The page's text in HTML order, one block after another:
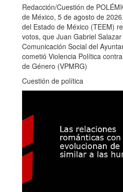
Redacción/Cuestión de
de México, 5 de agosto de
del Estado de México (TEEM)
votos, que Juan Gabriel
Comunicación Social del
cometió Violencia Política
de Género (VPMRG)
Cuestión de política